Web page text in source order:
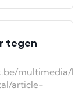
tegen
multimedia/
article-